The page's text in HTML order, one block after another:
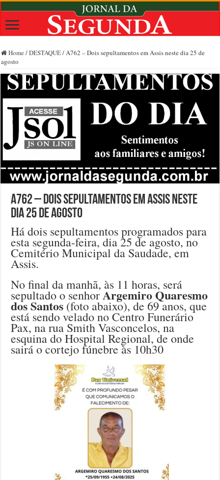
Home /DESTAQUE/A762 – Dois sepultamentos em Assis neste dia 25 de
agosto
A762 – Dois sepultamentos em Assis neste
dia 25 de agosto
Há dois sepultamentos programados para
esta segunda-feira, dia 25 de agosto, no
Cemitério Municipal da Saudade, em
Assis.
No final da manhã, às 11 horas, será
sepultado o senhorArgemiro Quaresmo
dos Santos (foto abaixo), de 69 anos, que
está sendo velado no Centro Funerário
Pax, na rua Smith Vasconcelos, na
esquina do Hospital Regional, de onde
sairá o cortejo fúnebre às 10h30